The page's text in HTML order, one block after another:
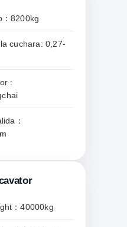
8200kg
cuchara: 0,27-
:
：
：40000kg